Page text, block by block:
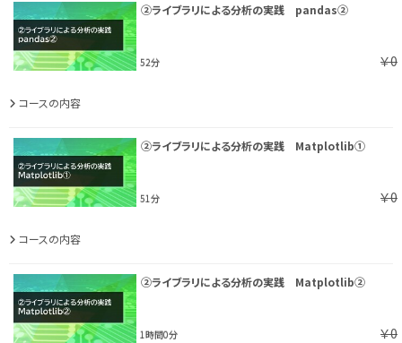
②ライブラリによる分析の実践 pandas②
52分 ￥0
コースの内容
②ライブラリによる分析の実践 Matplotlib①
51分 ￥0
コースの内容
②ライブラリによる分析の実践 Matplotlib②
1時間0分 ￥0